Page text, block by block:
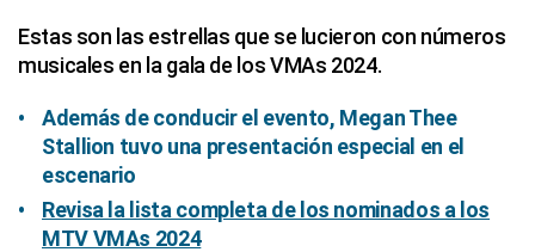
Estas son las estrellas que se lucieron con números
musicales en la gala de los VMAs 2024.
Además de conducir el evento, Megan Thee
Stallion tuvo una presentación especial en el
escenario
Revisa la lista completa de los nominados a los
MTV VMAs 2024